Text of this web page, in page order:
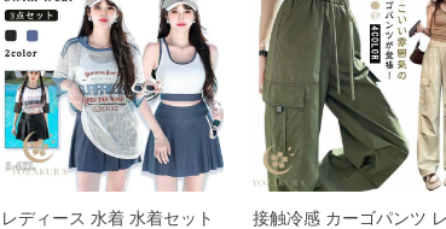
レディース 水着 水着セット
接触冷感 カーゴパンツ